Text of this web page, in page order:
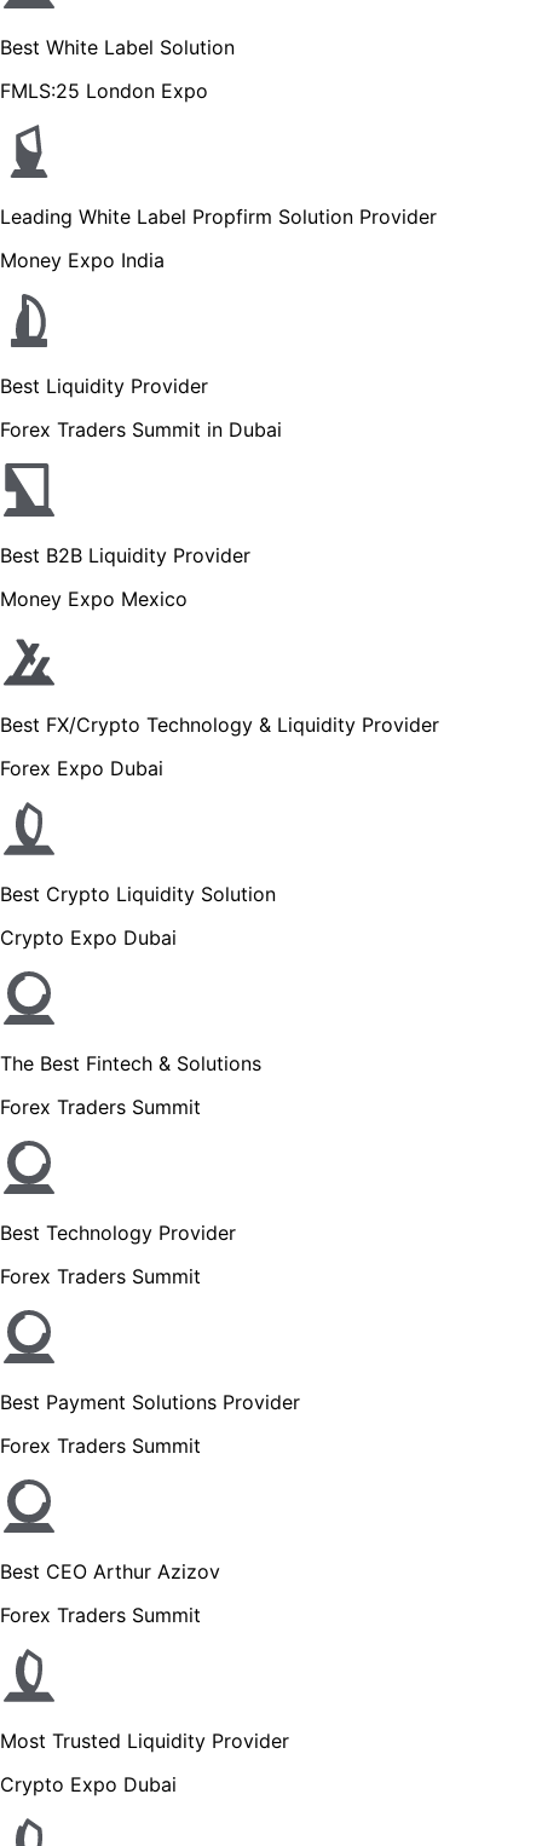
Best White Label Solution
FMLS:25 London Expo
Leading White Label Propfirm Solution Provider
Money Expo India
Best Liquidity Provider
Forex Traders Summit in Dubai
Best B2B Liquidity Provider
Money Expo Mexico
Best FX/Crypto Technology & Liquidity Provider
Forex Expo Dubai
Best Crypto Liquidity Solution
Crypto Expo Dubai
The Best Fintech & Solutions
Forex Traders Summit
Best Technology Provider
Forex Traders Summit
Best Payment Solutions Provider
Forex Traders Summit
Best CEO Arthur Azizov
Forex Traders Summit
Most Trusted Liquidity Provider
Crypto Expo Dubai